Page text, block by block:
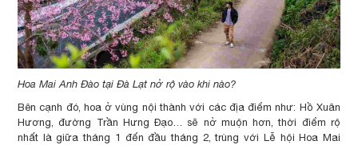
Hoa Mai Anh Đào tại Đà Lạt nở rộ vào khi nào?
Bên cạnh đó, hoa ở vùng nội thành với các địa điểm như: Hồ Xuân
Hương, đường Trần Hưng Đạo… sẽ nở muộn hơn, thời điểm rộ
nhất là giữa tháng 1 đến đầu tháng 2, trùng với Lễ hội Hoa Mai